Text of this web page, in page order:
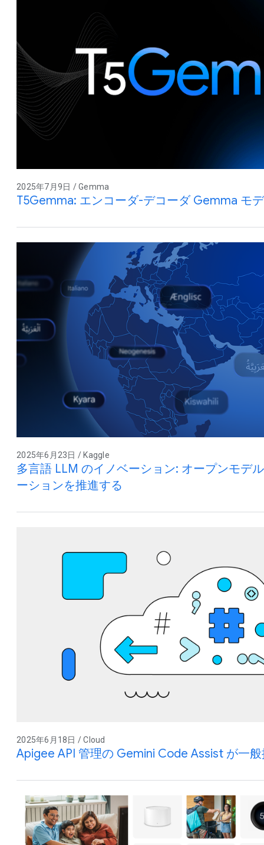
2025年7月9日 / Gemma
T5Gemma: エンコーダ-デコーダ Gemma モ
2025年6月23日 / Kaggle
多言語 LLM のイノベーション: オープンモデ
ーションを推進する
2025年6月18日 / Cloud
Apigee API 管理の Gemini Code Assist が一